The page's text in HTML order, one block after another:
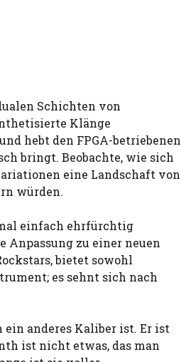
Schichten von
Klänge
hebt den FPGA-betriebenen
bringt. Beobachte, wie sich
eine Landschaft von
würden.
einfach ehrfürchtig
Anpassung zu einer neuen
bietet sowohl
es sehnt sich nach
anderes Kaliber ist. Er ist
ist nicht etwas, das man